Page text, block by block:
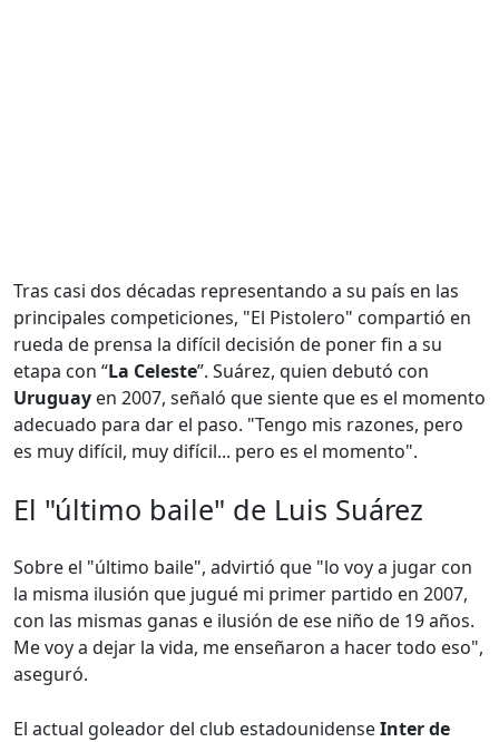
Tras casi dos décadas representando a su país en las
principales competiciones, "El Pistolero" compartió en
rueda de prensa la difícil decisión de poner fin a su
etapa con “La Celeste”. Suárez, quien debutó con
Uruguay en 2007, señaló que siente que es el momento
adecuado para dar el paso. "Tengo mis razones, pero
es muy difícil, muy difícil... pero es el momento".
El "último baile" de Luis Suárez
Sobre el "último baile", advirtió que "lo voy a jugar con
la misma ilusión que jugué mi primer partido en 2007,
con las mismas ganas e ilusión de ese niño de 19 años.
Me voy a dejar la vida, me enseñaron a hacer todo eso",
aseguró.
El actual goleador del club estadounidenseInter de